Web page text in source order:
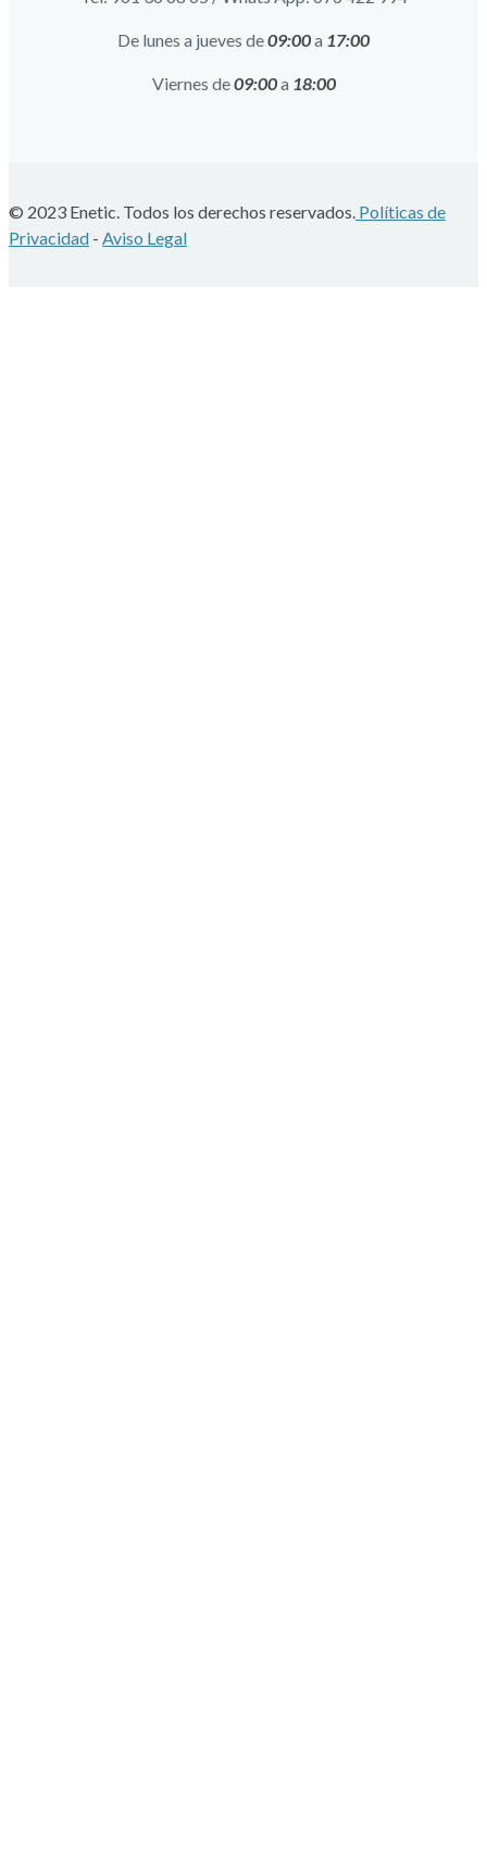
De lunes a jueves de09:00a 17:00
Viernes de09:00a 18:00
© 2023 Enetic. Todos los derechos reservados. Políticas de
Privacidad - Aviso Legal